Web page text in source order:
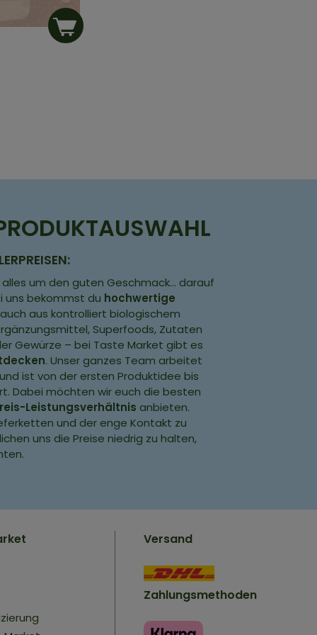
um den guten Geschmack... darauf
uns bekommst du hochwertige
aus kontrolliert biologischem
Superfoods, Zutaten
Gewürze – bei Taste Market gibt es
. Unser ganzes Team arbeitet
ist von der ersten Produktidee bis
Dabei möchten wir euch die besten
Leistungsverhältnis anbieten.
und der enge Kontakt zu
uns die Preise niedrig zu halten,
Versand
Zahlungsmethoden